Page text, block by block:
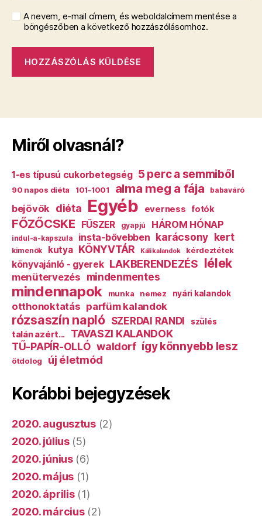
A nevem, e-mail címem, és weboldalcímem mentése a
böngészőben a következő hozzászólásomhoz.
Miről olvasnál?
1-es típusú cukorbetegség 5 perc a semmiből
90 napos diéta 101-1001 alma meg a fája babaváró
bejövők diéta Egyéb everness fotók
FŐZŐCSKE FŰSZER gyapjú HÁROM HÓNAP
indul-a-kapszula insta-bővebben karácsony kert
kimenők kutya KÖNYVTÁR Káli kalandok kérdeztétek
könyvajánló - gyerek LAKBERENDEZÉS lélek
menütervezés mindenmentes
mindennapok munka nemez nyári kalandok
otthonoktatás parfüm kalandok
rózsaszín napló SZERDAI RANDI szülés
talán azért...
TAVASZI KALANDOK
TŰ-PAPÍR-OLLÓ waldorf így könnyebb lesz
ötdolog új életmód
Korábbi bejegyzések
2020. augusztus(2)
2020. július(5)
2020. június(6)
2020. május (1)
2020. április(1)
2020. március(2)